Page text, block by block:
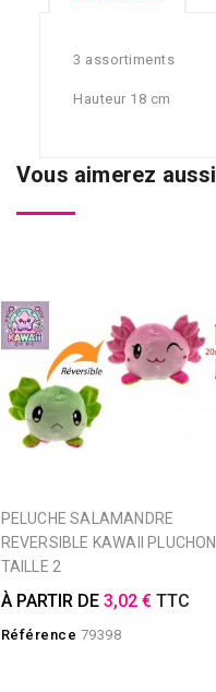
3 assortiments
Hauteur 18 cm
Vous aimerez aussi
PELUCHE SALAMANDRE
REVERSIBLE KAWAII PLUCHON
TAILLE 2
À PARTIR DE 3,02 € TTC
Référence 79398